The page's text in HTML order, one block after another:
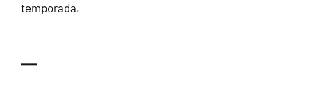
temporada.
—